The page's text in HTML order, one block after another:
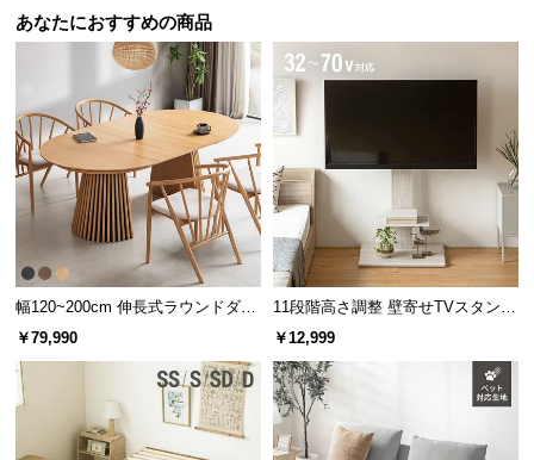
あなたにおすすめの商品
幅120~200cm 伸長式ラウンドダイ
ニングテーブル 6人掛け 天然木突
板 美しい格子デザイン
￥79,990
11段階高さ調整 壁寄せTVスタンド
キャスター付き 上下左右角度調節
￥12,999